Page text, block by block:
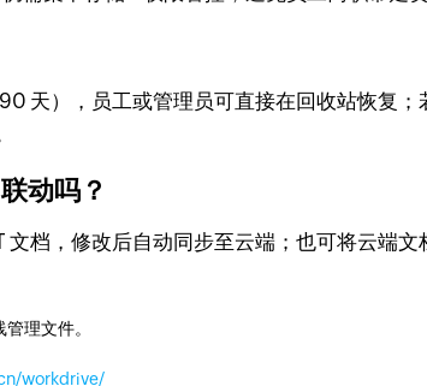
天），员工或管理员可直接在回收站恢复
动吗？
档，修改后自动同步至云端；也可将云端
理文件。
workdrive/